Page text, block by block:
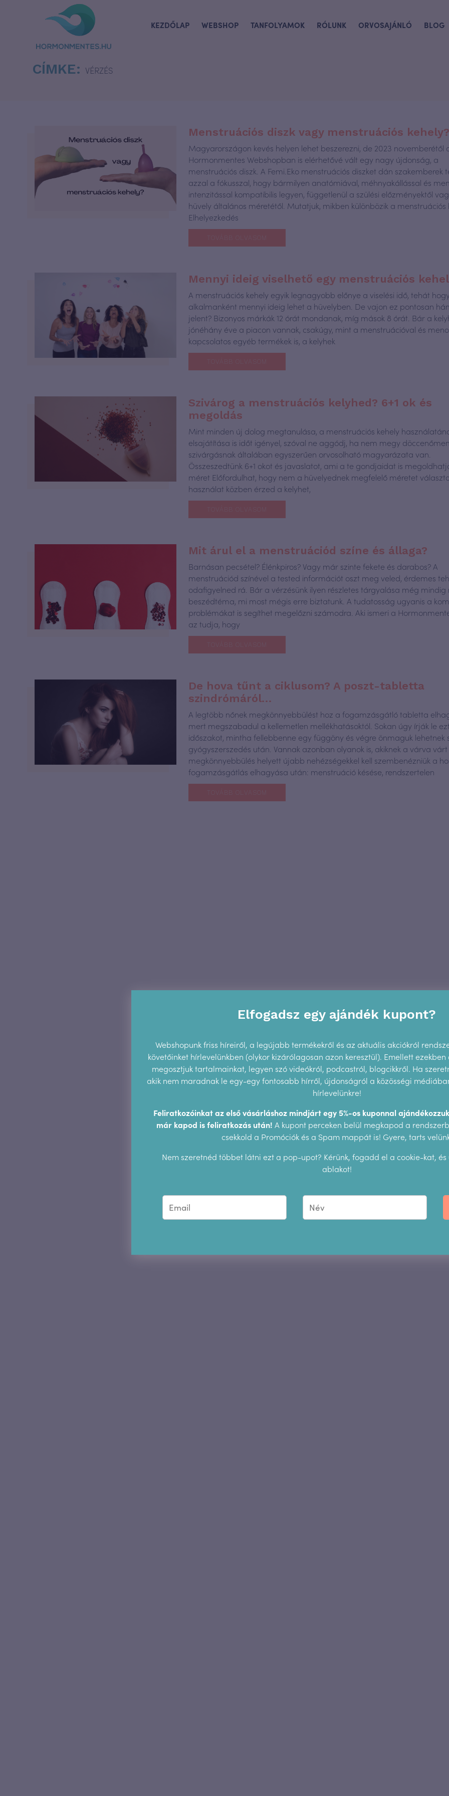
KEZDŐLAP WEBSHOP TANFOLYAMOK RÓLUNK ORVOSAJÁNLÓ BLOG
CÍMKE: VÉRZÉS
Menstruációs diszk vagy menstruációs kehely?
Magyarországon kevés helyen lehet beszerezni, de 2023 novemberétől
Hormonmentes Webshopban is elérhetővé vált egy nagy újdonság, a
menstruációs diszk. A Femi.Eko menstruációs diszket dán szakemberek
azzal a fókusszal, hogy bármilyen anatómiával, méhnyakállással és
intenzitással kompatibilis legyen, függetlenül a szülési előzményektől
hüvely általános méretétől. Mutatjuk, mikben különbözik a menstruációs
Elhelyezkedés
Mennyi ideig viselhető egy menstruációs
A menstruációs kehely egyik legnagyobb előnye a viselési idő, tehát hogy
alkalmanként mennyi ideig lehet a hüvelyben. De vajon ez pontosan
jelent? Bizonyos márkák 12 órát mondanak, míg mások 8 órát. Bár a
jónéhány éve a piacon vannak, csakúgy, mint a menstruációval és
kapcsolatos egyéb termékek is, a kelyhek
Szivárog a menstruációs kelyhed? 6+1 ok és
megoldás
Mint minden új dolog megtanulása, a menstruációs kehely
elsajátítása is időt igényel, szóval ne aggódj, ha nem megy
szivárgásnak általában egyszerűen orvosolható magyarázata van.
Összeszedtünk 6+1 okot és javaslatot, ami a te gondjaidat is
méret Előfordulhat, hogy nem a hüvelyednek megfelelő méretet
használat közben érzed a kelyhet,
Mit árul el a menstruációd színe és állaga?
Barnásan pecsétel? Élénkpiros? Vagy már szinte fekete és darabos? A
menstruációd színével a tested információt oszt meg veled, érdemes
odafigyelned rá. Bár a vérzésünk ilyen részletes tárgyalása még mindig
beszédtéma, mi most mégis erre biztatunk. A tudatosság ugyanis a
problémákat is segíthet megelőzni számodra. Aki ismeri a
az tudja, hogy
De hova tűnt a ciklusom? A poszt-tabletta
szindrómáról…
A legtöbb nőnek megkönnyebbülést hoz a fogamzásgátló tabletta
mert megszabadul a kellemetlen mellékhatásoktól. Sokan úgy írják le
időszakot, mintha fellebbenne egy függöny és végre önmaguk lehetnek
gyógyszerszedés után. Vannak azonban olyanok is, akiknek a várva várt
megkönnyebbülés helyett újabb nehézségekkel kell szembenézniük a
fogamzásgátlás elhagyása után: menstruáció késése, rendszertelen
Elfogadsz egy ajándék kupont?
Webshopunk friss híreiről, a legújabb termékekről és az aktuális akciókról
követőinket hírlevelünkben (olykor kizárólagosan azon keresztül). Emellett
megosztjuk tartalmainkat, legyen szó videókról, podcastról, blogcikkről. Ha
akik nem maradnak le egy-egy fontosabb hírről, újdonságról a közösségi
hírlevelünkre!
Feliratkozóinkat az első vásárláshoz mindjárt egy 5%-os kuponnal
már kapod is feliratkozás után! A kupont perceken belül megkapod a
csekkold a Promóciók és a Spam mappát is! Gyere, tarts
Nem szeretnéd többet látni ezt a pop-upot? Kérünk, fogadd el a cookie-kat,
ablakot!